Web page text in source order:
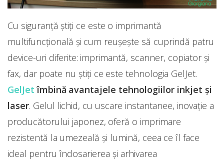
Cu siguranță știți ce este o imprimantă
multifuncțională și cum reușește să cuprindă patru
device-uri diferite: imprimantă, scanner, copiator și
fax, dar poate nu știți ce este tehnologia GelJet.
GelJetîmbină avantajele tehnologiilor inkjet și
laser. Gelul lichid, cu uscare instantanee, inovație a
producătorului japonez, oferă o imprimare
rezistentă la umezeală și lumină, ceea ce îl face
ideal pentru îndosarierea și arhivarea